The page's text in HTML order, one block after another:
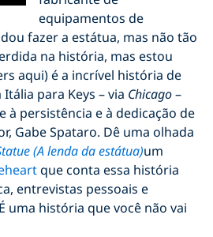
equipamentos de
fazer a estátua, mas não tão
na história, mas estou
aqui) é a incrível história de
para Keys – via Chicago–
à persistência e à dedicação de
Gabe Spataro. Dê uma olhada
(A lenda da estátua)um
que conta essa história
entrevistas pessoais e
uma história que você não vai